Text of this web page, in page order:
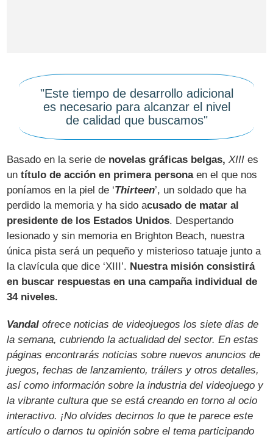
"Este tiempo de desarrollo adicional
es necesario para alcanzar el nivel
de calidad que buscamos"
Basado en la serie de novelas gráficas belgas, XIII es
untítulo de acción en primera personaen el que nos
poníamos en la piel de ‘Thirteen’, un soldado que ha
perdido la memoria y ha sido acusado de matar al
presidente de los Estados Unidos. Despertando
lesionado y sin memoria en Brighton Beach, nuestra
única pista será un pequeño y misterioso tatuaje junto a
la clavícula que dice ‘XIII’. Nuestra misión consistirá
en buscar respuestas en una campaña individual de
34 niveles.
Vandal ofrece noticias de videojuegos los siete días de
la semana, cubriendo la actualidad del sector. En estas
páginas encontrarás noticias sobre nuevos anuncios de
juegos, fechas de lanzamiento, tráilers y otros detalles,
así como información sobre la industria del videojuego y
la vibrante cultura que se está creando en torno al ocio
interactivo. ¡No olvides decirnos lo que te parece este
artículo o darnos tu opinión sobre el tema participando